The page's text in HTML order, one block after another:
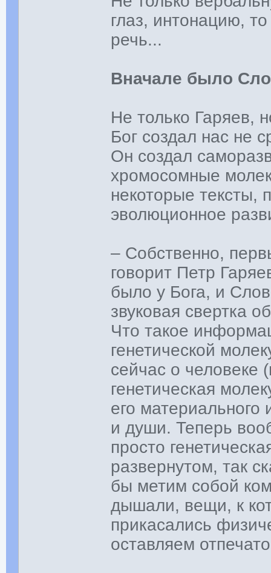
глаз, интонацию,
речь...
Вначале было
Не только Гаряев,
Бог создал нас не
Он создал
хромосомные
некоторые
эволюционное
– Собственно,
говорит Петр
было у Бога, и
звуковая свертка
Что такое
генетической
сейчас о человеке
генетическая
его материального
и души. Теперь
просто
развернутом, так
бы метим собой
дышали, вещи, к
прикасались
оставляем